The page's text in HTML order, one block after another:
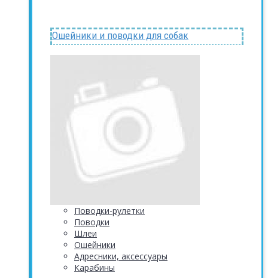
Ошейники и поводки для собак
Поводки-рулетки
Поводки
Шлеи
Ошейники
Адресники, аксессуары
Карабины